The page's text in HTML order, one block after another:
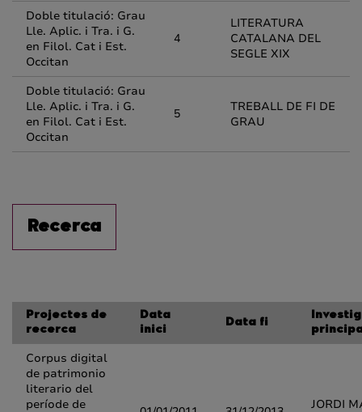
Doble titulació: Grau
Lle. Aplic. i Tra. i G.
en Filol. Cat i Est.
Occitan
4
LITERATURA
CATALANA DEL
SEGLE XIX
Doble titulació: Grau
Lle. Aplic. i Tra. i G.
en Filol. Cat i Est.
Occitan
5
TREBALL DE FI DE
GRAU
Recerca
Projectes de
recerca
Data
inici
Data fi
Corpus digital
de patrimonio
literario del
període de
JORDI